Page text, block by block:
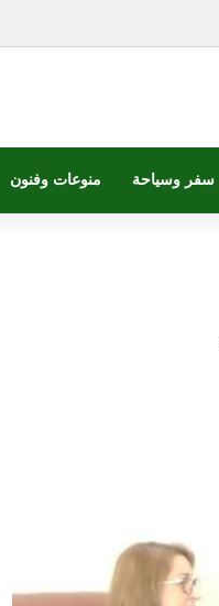
سفر وسياحة منوعات وفنون